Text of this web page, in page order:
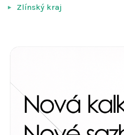
Zlínský kraj